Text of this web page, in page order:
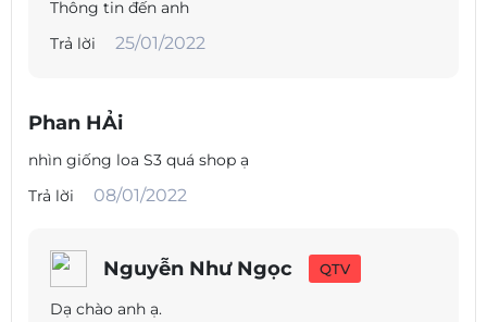
Thông tin đến anh
Trả lời
25/01/2022
Phan HẢi
nhìn giống loa S3 quá shop ạ
Trả lời
08/01/2022
Nguyễn Như Ngọc QTV
Dạ chào anh ạ.